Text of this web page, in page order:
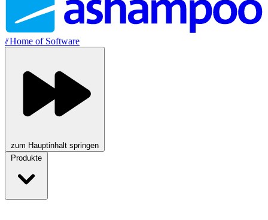
//Home of Software
zum Hauptinhalt springen
Produkte